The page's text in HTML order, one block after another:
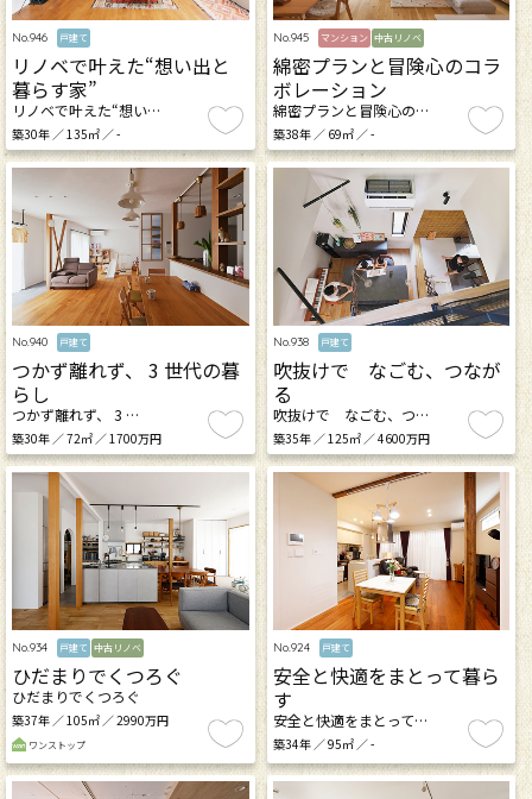
No.946 戸建て
リノベで叶えた“想い出と
暮らす家”
リノベで叶えた“想い…
築30年 ／ 135㎡ ／ -
No.945 マンション 中古リノベ
綿密プランと冒険心のコラ
ボレーション
綿密プランと冒険心の…
築38年 ／ 69㎡ ／ -
No.940 戸建て
つかず離れず、 3 世代の暮
らし
つかず離れず、 3 …
築30年 ／ 72㎡ ／ 1700万円
No.938 戸建て
吹抜けで なごむ、つなが
る
吹抜けで なごむ、つ…
築35年 ／ 125㎡ ／ 4600万円
No.934 戸建て 中古リノベ
ひだまりでくつろぐ
ひだまりでくつろぐ
築37年 ／ 105㎡ ／ 2990万円
ワンストップ
No.924 戸建て
安全と快適をまとって暮ら
す
安全と快適をまとって…
築34年 ／ 95㎡ ／ -